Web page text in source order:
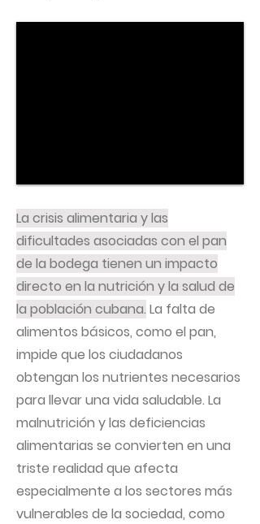
La crisis alimentaria y las
dificultades asociadas con el pan
de la bodega tienen un impacto
directo en la nutrición y la salud de
la población cubana. La falta de
alimentos básicos, como el pan,
impide que los ciudadanos
obtengan los nutrientes necesarios
para llevar una vida saludable. La
malnutrición y las deficiencias
alimentarias se convierten en una
triste realidad que afecta
especialmente a los sectores más
vulnerables de la sociedad, como